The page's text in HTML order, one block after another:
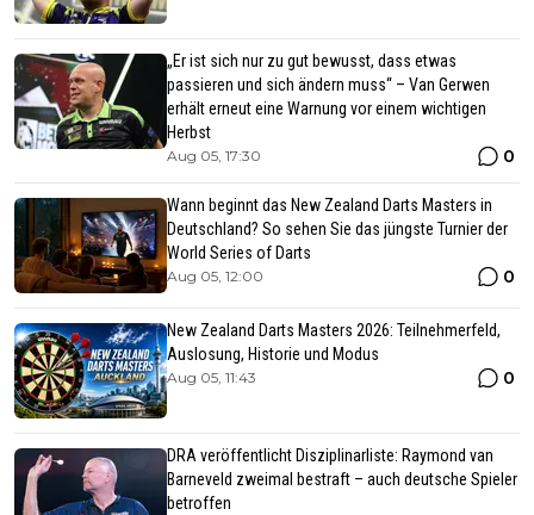
„Er ist sich nur zu gut bewusst, dass etwas
passieren und sich ändern muss“ – Van Gerwen
erhält erneut eine Warnung vor einem wichtigen
Herbst
Aug 05, 17:30 0
Wann beginnt das New Zealand Darts Masters in
Deutschland? So sehen Sie das jüngste Turnier der
World Series of Darts
Aug 05, 12:00 0
New Zealand Darts Masters 2026: Teilnehmerfeld,
Auslosung, Historie und Modus
Aug 05, 11:43 0
DRA veröffentlicht Disziplinarliste: Raymond van
Barneveld zweimal bestraft – auch deutsche Spieler
betroffen